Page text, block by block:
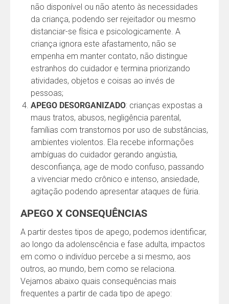
não disponível ou não atento às necessidades
da criança, podendo ser rejeitador ou mesmo
distanciar-se física e psicologicamente. A
criança ignora este afastamento, não se
empenha em manter contato, não distingue
estranhos do cuidador e termina priorizando
atividades, objetos e coisas ao invés de
pessoas;
APEGO DESORGANIZADO: crianças expostas a
maus tratos, abusos, negligência parental,
famílias com transtornos por uso de substâncias,
ambientes violentos. Ela recebe informações
ambíguas do cuidador gerando angústia,
desconfiança, age de modo confuso, passando
a vivenciar medo crônico e intenso, ansiedade,
agitação podendo apresentar ataques de fúria.
APEGO X CONSEQUÊNCIAS
A partir destes tipos de apego, podemos identificar,
ao longo da adolenscência e fase adulta, impactos
em como o indivíduo percebe a si mesmo, aos
outros, ao mundo, bem como se relaciona.
Vejamos abaixo quais consequências mais
frequentes a partir de cada tipo de apego: